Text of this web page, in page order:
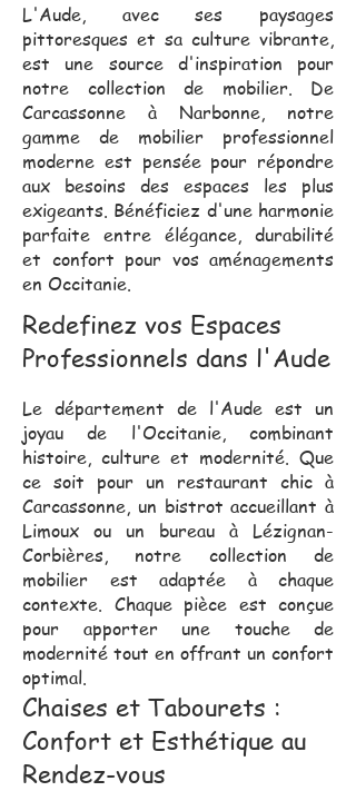
L'Aude, avec ses paysages
pittoresques et sa culture vibrante,
est une source d'inspiration pour
notre collection de mobilier. De
Carcassonne à Narbonne, notre
gamme de mobilier professionnel
moderne est pensée pour répondre
aux besoins des espaces les plus
exigeants. Bénéficiez d'une harmonie
parfaite entre élégance, durabilité
et confort pour vos aménagements
en Occitanie.
Redefinez vos Espaces
Professionnels dans l'Aude
Le département de l'Aude est un
joyau de l'Occitanie, combinant
histoire, culture et modernité. Que
ce soit pour un restaurant chic à
Carcassonne, un bistrot accueillant à
Limoux ou un bureau à Lézignan-
Corbières, notre collection de
mobilier est adaptée à chaque
contexte. Chaque pièce est conçue
pour apporter une touche de
modernité tout en offrant un confort
optimal.
Chaises et Tabourets :
Confort et Esthétique au
Rendez-vous